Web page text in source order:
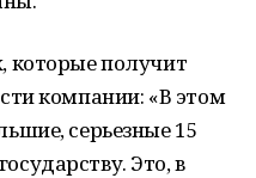
которые получит
компании: «В этом
серьезные 15
Это, в